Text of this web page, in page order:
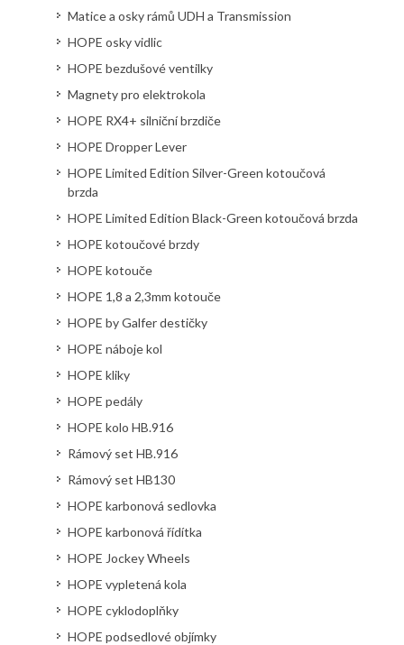
Matice a osky rámů UDH a Transmission
HOPE osky vidlic
HOPE bezdušové ventilky
Magnety pro elektrokola
HOPE RX4+ silniční brzdiče
HOPE Dropper Lever
HOPE Limited Edition Silver-Green kotoučová
brzda
HOPE Limited Edition Black-Green kotoučová brzda
HOPE kotoučové brzdy
HOPE kotouče
HOPE 1,8 a 2,3mm kotouče
HOPE by Galfer destičky
HOPE náboje kol
HOPE kliky
HOPE pedály
HOPE kolo HB.916
Rámový set HB.916
Rámový set HB130
HOPE karbonová sedlovka
HOPE karbonová řídítka
HOPE Jockey Wheels
HOPE vypletená kola
HOPE cyklodoplňky
HOPE podsedlové objímky